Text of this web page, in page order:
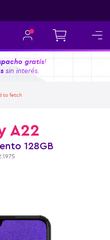
gratis!
sin interés.
to fetch
A22
128GB